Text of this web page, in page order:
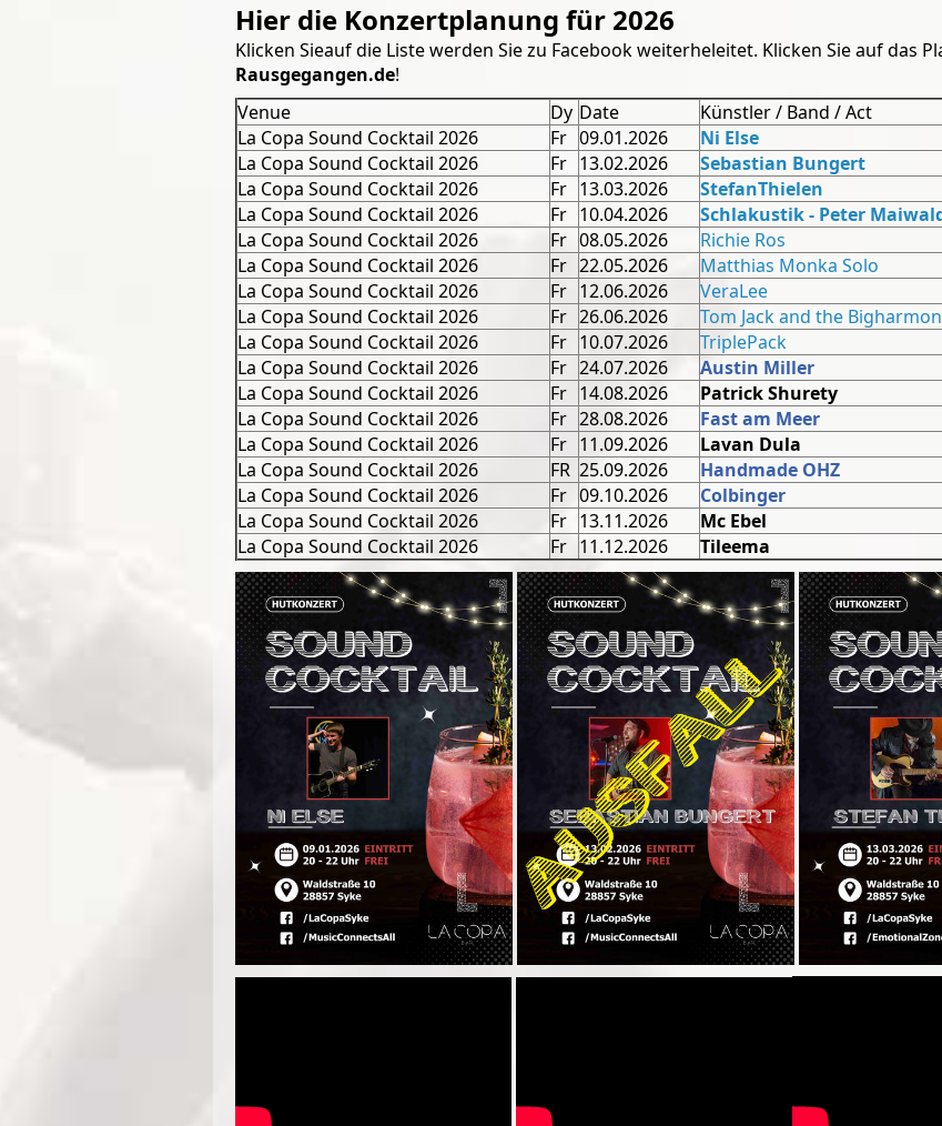
Hier die Konzertplanung für 2026
Klicken Sieauf die Liste werden Sie zu Facebook weiterheleitet. Klicken Sie auf das
Rausgegangen.de!
Venue
Dy Date
Künstler / Band / Act
La Copa Sound Cocktail 2026
Fr 09.01.2026
Ni Else
La Copa Sound Cocktail 2026
Fr 13.02.2026
Sebastian Bungert
La Copa Sound Cocktail 2026
Fr 13.03.2026
StefanThielen
La Copa Sound Cocktail 2026
Fr 10.04.2026
Schlakustik - Peter
La Copa Sound Cocktail 2026
Fr 08.05.2026
Richie Ros
La Copa Sound Cocktail 2026
Fr 22.05.2026
Matthias Monka Solo
La Copa Sound Cocktail 2026
Fr 12.06.2026
VeraLee
La Copa Sound Cocktail 2026
Fr 26.06.2026
Tom Jack and the
La Copa Sound Cocktail 2026
Fr 10.07.2026
TriplePack
La Copa Sound Cocktail 2026
Fr 24.07.2026
Austin Miller
La Copa Sound Cocktail 2026
Fr 14.08.2026
Patrick Shurety
La Copa Sound Cocktail 2026
Fr 28.08.2026
Fast am Meer
La Copa Sound Cocktail 2026
Fr 11.09.2026
Lavan Dula
La Copa Sound Cocktail 2026
FR 25.09.2026
Handmade OHZ
La Copa Sound Cocktail 2026
Fr 09.10.2026
Colbinger
La Copa Sound Cocktail 2026
Fr 13.11.2026
Mc Ebel
La Copa Sound Cocktail 2026
Fr 11.12.2026 Tileema